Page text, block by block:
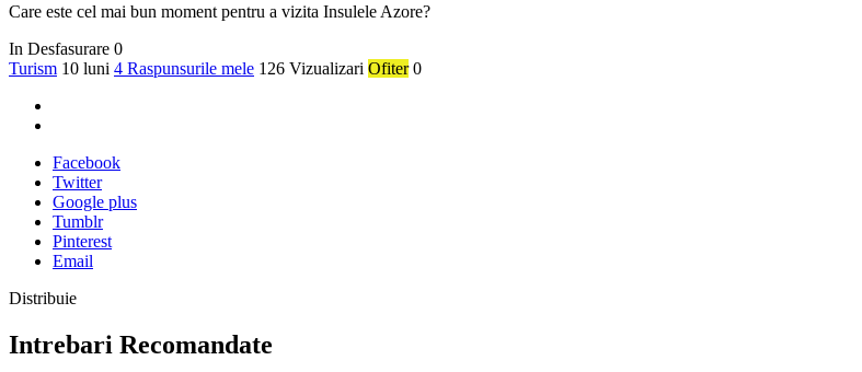
Care este cel mai bun moment pentru a vizita Insulele Azore?
In Desfasurare 0
Turism 10 luni 4 Raspunsurile mele 126 Vizualizari Ofiter 0
Facebook
Twitter
Google plus
Tumblr
Pinterest
Email
Distribuie
Intrebari Recomandate